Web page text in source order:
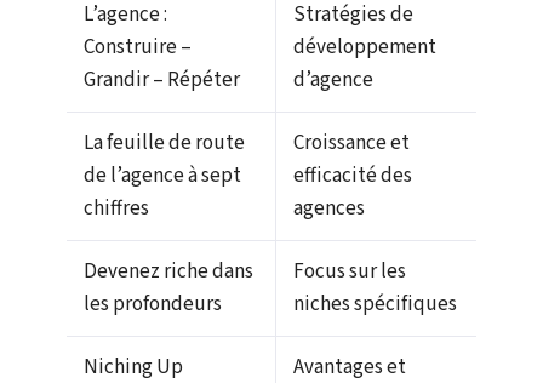
L’agence :
Construire –
Grandir – Répéter
Stratégies de
développement
d’agence
La feuille de route
de l’agence à sept
chiffres
Croissance et
efficacité des
agences
Devenez riche dans
les profondeurs
Focus sur les
niches spécifiques
Niching Up
Avantages et